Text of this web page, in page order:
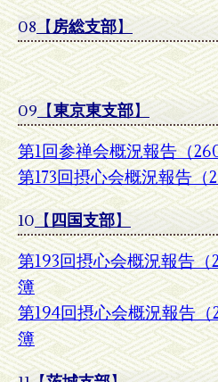
08 【房総支部】
09【東京東支部】
第1回参禅会概況報告（
第173回摂心会概況報告（
10 【 四国支部】
第193回摂心会概況報告（
簿
第194回摂心会概況報告（
簿